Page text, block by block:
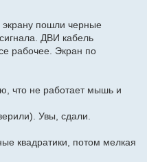
экрану пошли черные
ДВИ кабель
рабочее. Экран по
что не работает мышь и
Увы, сдали.
квадратики, потом мелкая